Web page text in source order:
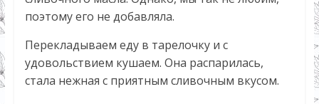
поэтому его не добавляла.
Перекладываем еду в тарелочку и с
удовольствием кушаем. Она распарилась,
стала нежная с приятным сливочным вкусом.